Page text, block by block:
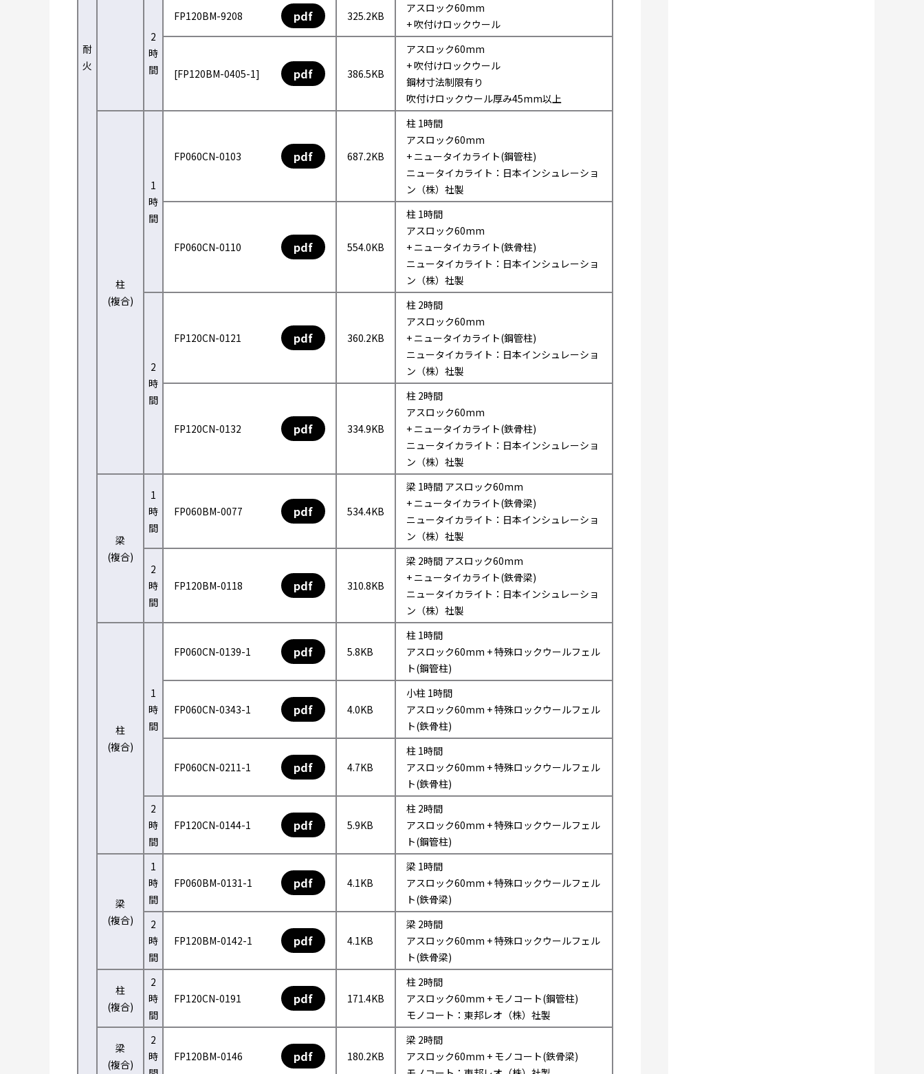
耐
火
2
時
間
FP120BM-9208 pdf 325.2KB
アスロック60mm
+ 吹付けロックウール
[FP120BM-0405-1] pdf 386.5KB
アスロック60mm
+ 吹付けロックウール
鋼材寸法制限有り
吹付けロックウール厚み45mm以上
柱
(複合)
1
時
間
FP060CN-0103 pdf 687.2KB
柱 1時間
アスロック60mm
+ ニュータイカライト(鋼管柱)
ニュータイカライト：日本インシュレーショ
ン（株）社製
FP060CN-0110 pdf 554.0KB
柱 1時間
アスロック60mm
+ ニュータイカライト(鉄骨柱)
ニュータイカライト：日本インシュレーショ
ン（株）社製
2
時
間
FP120CN-0121 pdf 360.2KB
柱 2時間
アスロック60mm
+ ニュータイカライト(鋼管柱)
ニュータイカライト：日本インシュレーショ
ン（株）社製
FP120CN-0132 pdf 334.9KB
柱 2時間
アスロック60mm
+ ニュータイカライト(鉄骨柱)
ニュータイカライト：日本インシュレーショ
ン（株）社製
梁
(複合)
1
時
間
FP060BM-0077 pdf 534.4KB
梁 1時間 アスロック60mm
+ ニュータイカライト(鉄骨梁)
ニュータイカライト：日本インシュレーショ
ン（株）社製
2
時
間
FP120BM-0118 pdf 310.8KB
梁 2時間 アスロック60mm
+ ニュータイカライト(鉄骨梁)
ニュータイカライト：日本インシュレーショ
ン（株）社製
柱
(複合)
1
時
間
FP060CN-0139-1 pdf 5.8KB
柱 1時間
アスロック60mm + 特殊ロックウールフェル
ト(鋼管柱)
FP060CN-0343-1 pdf 4.0KB
小柱 1時間
アスロック60mm + 特殊ロックウールフェル
ト(鉄骨柱)
FP060CN-0211-1 pdf 4.7KB
柱 1時間
アスロック60mm + 特殊ロックウールフェル
ト(鉄骨柱)
2
時
間
FP120CN-0144-1 pdf 5.9KB
柱 2時間
アスロック60mm + 特殊ロックウールフェル
ト(鋼管柱)
梁
(複合)
1
時
間
FP060BM-0131-1 pdf 4.1KB
梁 1時間
アスロック60mm + 特殊ロックウールフェル
ト(鉄骨梁)
2
時
間
FP120BM-0142-1 pdf 4.1KB
梁 2時間
アスロック60mm + 特殊ロックウールフェル
ト(鉄骨梁)
柱
(複合)
2
時
間
FP120CN-0191 pdf 171.4KB
柱 2時間
アスロック60mm + モノコート(鋼管柱)
モノコート：東邦レオ（株）社製
梁
(複合)
2
時
FP120BM-0146 pdf 180.2KB
梁 2時間
アスロック60mm + モノコート(鉄骨梁)